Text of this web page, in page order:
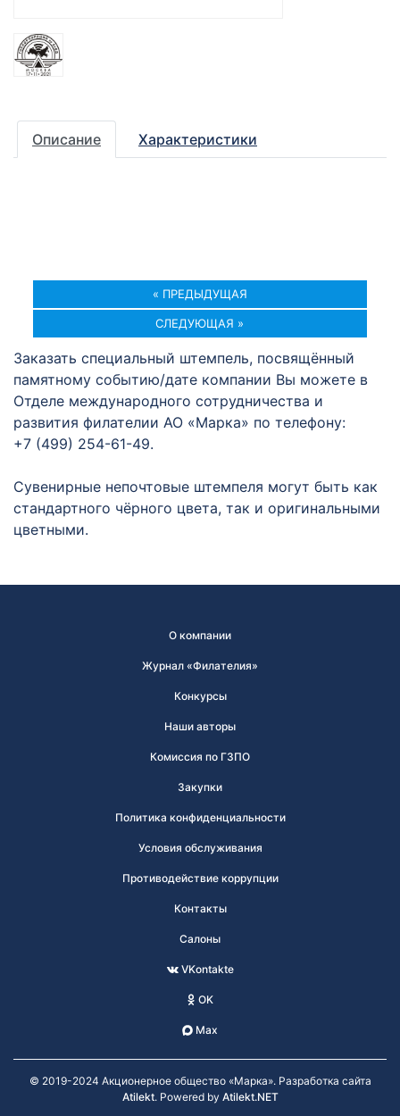
Описание Характеристики
« ПРЕДЫДУЩАЯ
СЛЕДУЮЩАЯ »
Заказать специальный штемпель, посвящённый
памятному событию/дате компании Вы можете в
Отделе международного сотрудничества и
развития филателии АО «Марка» по телефону:
+7 (499) 254-61-49.
Сувенирные непочтовые штемпеля могут быть как
стандартного чёрного цвета, так и оригинальными
цветными.
О компании
Журнал «Филателия»
Конкурсы
Наши авторы
Комиссия по ГЗПО
Закупки
Политика конфиденциальности
Условия обслуживания
Противодействие коррупции
Контакты
Салоны
VKontakte
OK
Max
© 2019-2024 Акционерное общество «Марка». Разработка сайта
Atilekt. Powered by Atilekt.NET